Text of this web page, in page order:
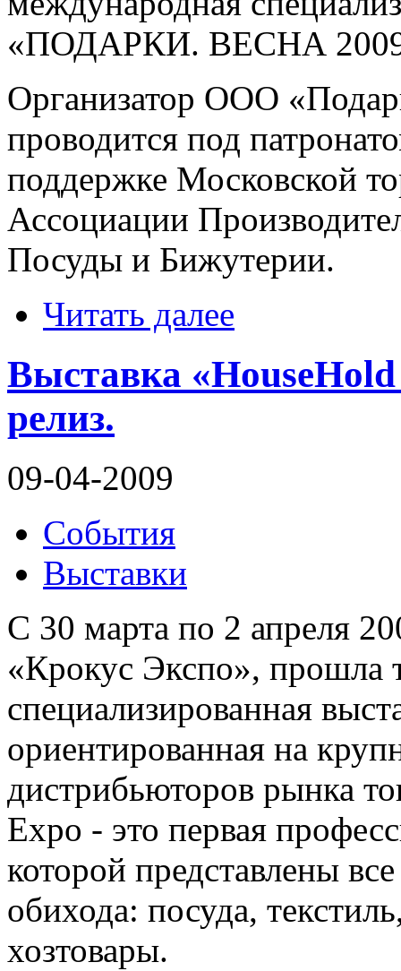
«ПОДАРКИ. ВЕСНА
Организатор ООО
проводится под
поддержке Московской
Ассоциации
Посуды и Бижутерии.
Читать далее
Выставка
релиз.
09-04-2009
События
Выставки
С 30 марта по 2 апреля
«Крокус Экспо», прошла
специализированная
ориентированная на
дистрибьюторов рынка
Expo - это первая
которой представлены
обихода: посуда,
хозтовары.